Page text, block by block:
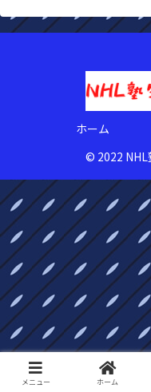
ホーム
© 2022 NHL
メニュー ホーム